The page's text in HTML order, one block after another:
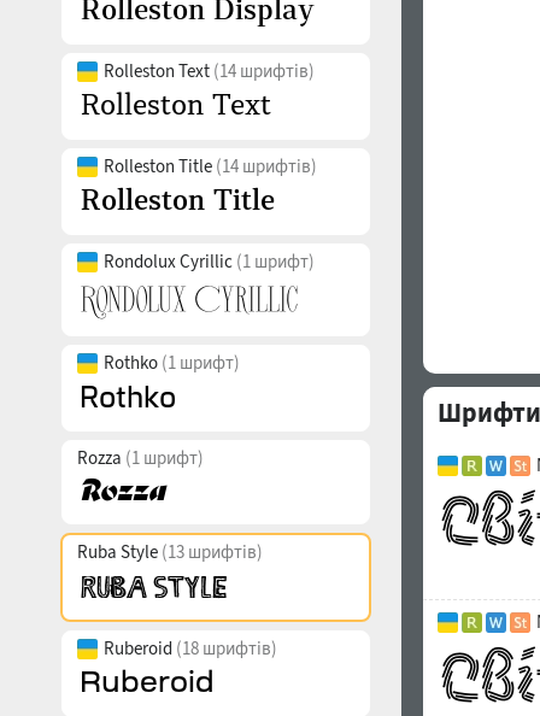
Rolleston Text (14 шрифтів)
Rolleston Title (14 шрифтів)
Rondolux Cyrillic (1 шрифт)
Rothko (1 шрифт)
Rozza (1 шрифт)
Ruba Style (13 шрифтів)
Ruberoid (18 шрифтів)
Шрифти